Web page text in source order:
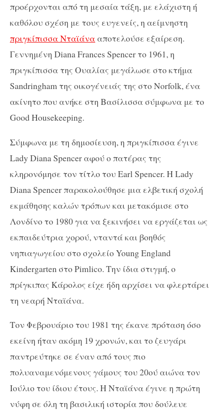
προέρχονται από τη μεσαία τάξη, με ελάχιστη ή
καθόλου σχέση με τους ευγενείς, η αείμνηστη
πριγκίπισσα Νταϊάνααποτελούσε εξαίρεση.
Γεννημένη Diana Frances Spencer το 1961, η
πριγκίπισσα της Ουαλίας μεγάλωσε στο κτήμα
Sandringham της οικογένειάς της στο Norfolk, ένα
ακίνητο που ανήκε στη Βασίλισσα σύμφωνα με το
Good Housekeeping.
Σύμφωνα με τη δημοσίευση, η πριγκίπισσα έγινε
Lady Diana Spencer αφού ο πατέρας της
κληρονόμησε τον τίτλο του Earl Spencer. Η Lady
Diana Spencer παρακολούθησε μια ελβετική σχολή
εκμάθησης καλών τρόπων και μετακόμισε στο
Λονδίνο το 1980 για να ξεκινήσει να εργάζεται ως
εκπαιδεύτρια χορού, νταντά και βοηθός
νηπιαγωγείου στο σχολείο Young England
Kindergarten στο Pimlico. Την ίδια στιγμή, ο
πρίγκιπας Κάρολος είχε ήδη αρχίσει να φλερτάρει
τη νεαρή Νταϊάνα.
Τον Φεβρουάριο του 1981 της έκανε πρόταση όσο
εκείνη ήταν ακόμη 19 χρονών, και το ζευγάρι
παντρεύτηκε σε έναν από τους πιο
πολυαναμενόμενους γάμους του 20ού αιώνα τον
Ιούλιο του ίδιου έτους. Η Νταϊάνα έγινε η πρώτη
νύφη σε όλη τη βασιλική ιστορία που δούλευε